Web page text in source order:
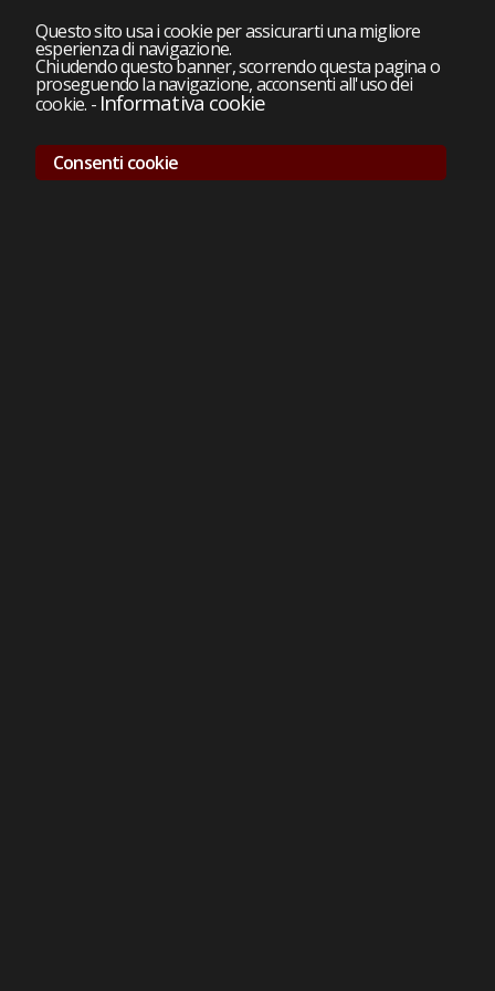
Questo sito usa i cookie per assicurarti una migliore
esperienza di navigazione.
Chiudendo questo banner, scorrendo questa pagina o
proseguendo la navigazione, acconsenti all'uso dei
cookie. - Informativa cookie
Consenti cookie